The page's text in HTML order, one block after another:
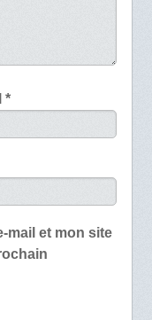
*
mail et mon site